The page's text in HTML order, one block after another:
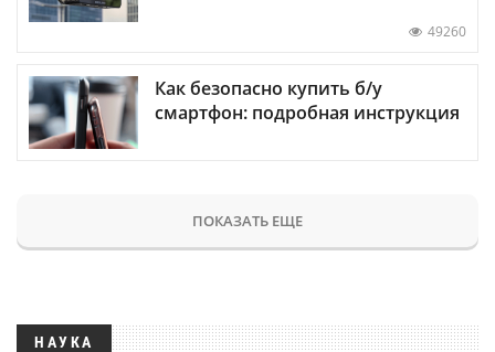
49260
Как безопасно купить б/у
смартфон: подробная инструкция
ПОКАЗАТЬ ЕЩЕ
НАУКА